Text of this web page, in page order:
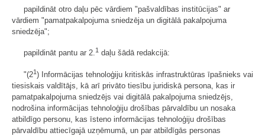
papildināt otro daļu pēc vārdiem "pašvaldības institūcijas" ar
vārdiem "pamatpakalpojuma sniedzēja un digitālā pakalpojuma
sniedzēja";
papildināt pantu ar 2.1 daļu šādā redakcijā:
"(21) Informācijas tehnoloģiju kritiskās infrastruktūras īpašnieks vai
tiesiskais valdītājs, kā arī privāto tiesību juridiskā persona, kas ir
pamatpakalpojuma sniedzējs vai digitālā pakalpojuma sniedzējs,
nodrošina informācijas tehnoloģiju drošības pārvaldību un nosaka
atbildīgo personu, kas īsteno informācijas tehnoloģiju drošības
pārvaldību attiecīgajā uzņēmumā, un par atbildīgās personas